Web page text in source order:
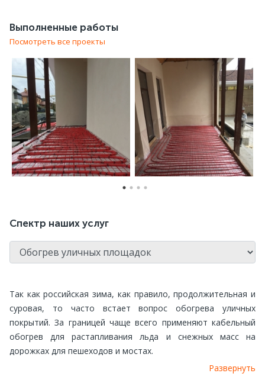
Выполненные работы
Посмотреть все проекты
Спектр наших услуг
Так как российская зима, как правило, продолжительная и
суровая, то часто встает вопрос обогрева уличных
покрытий. За границей чаще всего применяют кабельный
обогрев для растапливания льда и снежных масс на
дорожках для пешеходов и мостах.
Развернуть